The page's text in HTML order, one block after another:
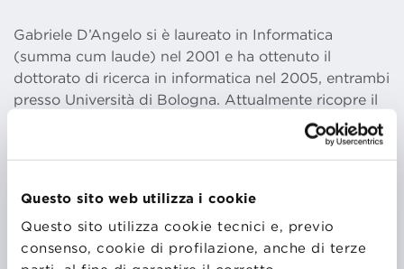
Questo sito web utilizza i cookie
Questo sito utilizza cookie tecnici e, previo
consenso, cookie di profilazione, anche di terze
Gabriele D’Angelo si è laureato in Informatica
(summa cum laude) nel 2001 e ha ottenuto il
dottorato di ricerca in informatica nel 2005, entrambi
presso Università di Bologna. Attualmente ricopre il
indeterminato) presso il Dipartimento di Informatica:
Scienza e Ingegneria (DISI), Università di Bologna.
professore associato nei settori 01/B1 “Informatica” e
09/H1 “Sistemi di Elaborazione delle Informazioni”. È
stato visiting researcher presso l’Université Paris